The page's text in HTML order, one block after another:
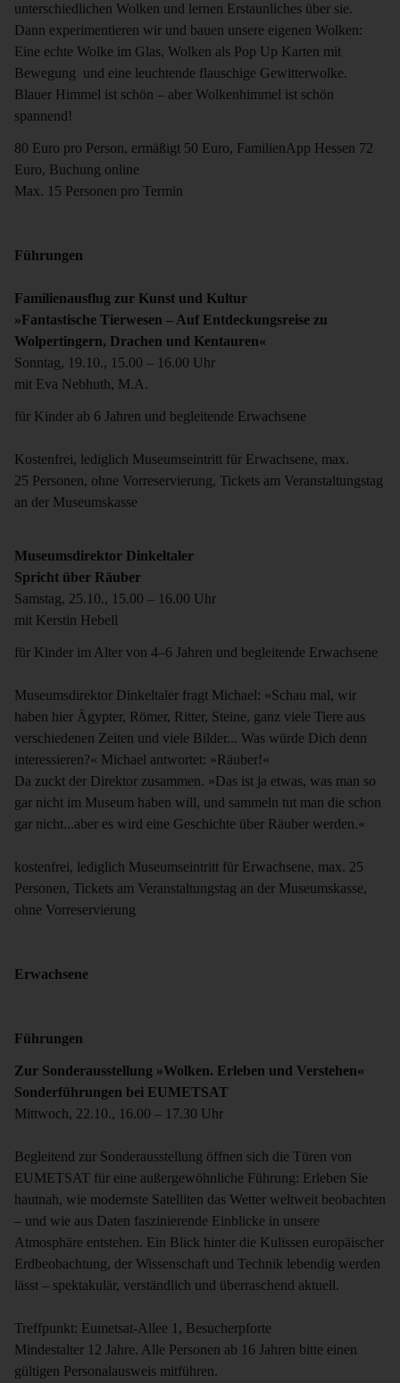
unterschiedlichen Wolken und lernen Erstaunliches über sie.
Dann experimentieren wir und bauen unsere eigenen Wolken:
Eine echte Wolke im Glas, Wolken als Pop Up Karten mit
Bewegung und eine leuchtende flauschige Gewitterwolke.
Blauer Himmel ist schön – aber Wolkenhimmel ist schön
spannend!
80 Euro pro Person, ermäßigt 50 Euro, FamilienApp Hessen 72
Euro, Buchung online
Max. 15 Personen pro Termin
Führungen
Familienausflug zur Kunst und Kultur
»Fantastische Tierwesen – Auf Entdeckungsreise zu
Wolpertingern, Drachen und Kentauren«
Sonntag, 19.10., 15.00 – 16.00 Uhr
mit Eva Nebhuth, M.A.
für Kinder ab 6 Jahren und begleitende Erwachsene
Kostenfrei, lediglich Museumseintritt für Erwachsene, max.
25 Personen, ohne Vorreservierung, Tickets am Veranstaltungstag
an der Museumskasse
Museumsdirektor Dinkeltaler
Spricht über Räuber
Samstag, 25.10., 15.00 – 16.00 Uhr
mit Kerstin Hebell
für Kinder im Alter von 4–6 Jahren und begleitende Erwachsene
Museumsdirektor Dinkeltaler fragt Michael: »Schau mal, wir
haben hier Ägypter, Römer, Ritter, Steine, ganz viele Tiere aus
verschiedenen Zeiten und viele Bilder... Was würde Dich denn
interessieren?« Michael antwortet: »Räuber!«
Da zuckt der Direktor zusammen. »Das ist ja etwas, was man so
gar nicht im Museum haben will, und sammeln tut man die schon
gar nicht...aber es wird eine Geschichte über Räuber werden.«
kostenfrei, lediglich Museumseintritt für Erwachsene, max. 25
Personen, Tickets am Veranstaltungstag an der Museumskasse,
ohne Vorreservierung
Erwachsene
Führungen
Zur Sonderausstellung »Wolken. Erleben und Verstehen«
Sonderführungen bei EUMETSAT
Mittwoch, 22.10., 16.00 – 17.30 Uhr
Begleitend zur Sonderausstellung öffnen sich die Türen von
EUMETSAT für eine außergewöhnliche Führung: Erleben Sie
hautnah, wie modernste Satelliten das Wetter weltweit beobachten
– und wie aus Daten faszinierende Einblicke in unsere
Atmosphäre entstehen. Ein Blick hinter die Kulissen europäischer
Erdbeobachtung, der Wissenschaft und Technik lebendig werden
lässt – spektakulär, verständlich und überraschend aktuell.
Treffpunkt: Eumetsat-Allee 1, Besucherpforte
Mindestalter 12 Jahre. Alle Personen ab 16 Jahren bitte einen
gültigen Personalausweis mitführen.